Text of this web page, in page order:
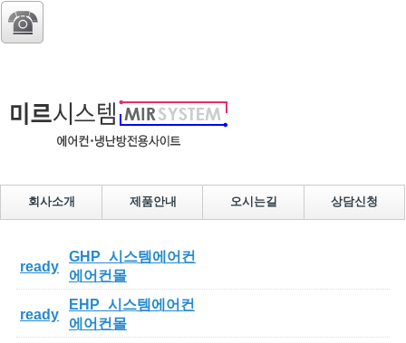
회사소개 제품안내 오시는길 상담신청
ready
GHP_시스템에어컨
에어컨몰
ready
EHP_시스템에어컨
에어컨몰